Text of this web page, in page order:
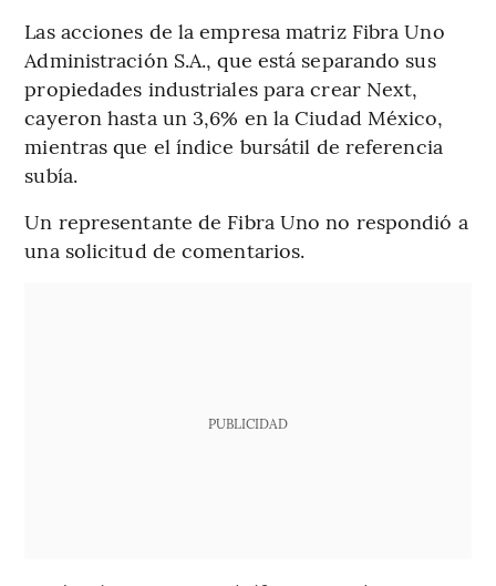
Las acciones de la empresa matriz Fibra Uno
Administración S.A., que está separando sus
propiedades industriales para crear Next,
cayeron hasta un 3,6% en la Ciudad México,
mientras que el índice bursátil de referencia
subía.
Un representante de Fibra Uno no respondió a
una solicitud de comentarios.
PUBLICIDAD